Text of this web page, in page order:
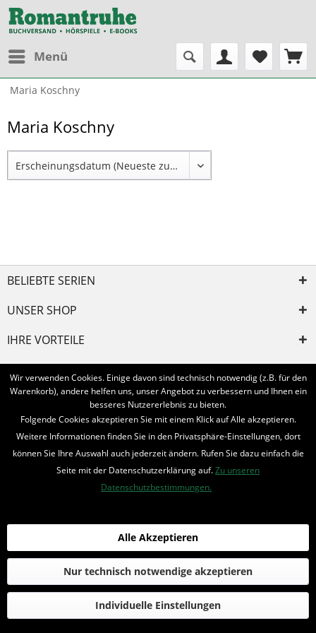
Menü
Maria Koschny
Maria Koschny
BELIEBTE SERIEN
UNSER SHOP
IHRE VORTEILE
INFORMIERT BLEIBEN
Bestellung widerrufen
* Alle Preise inkl. MwSt. und zzgl. Bearbeitungspauschale
© 2016-2022 Romantruhe - Buchversand, Joachim Otto
die profilschmiede - Internetagentur
Wir verwenden Cookies. Einige davon sind technisch notwendig (z.B. für den
Warenkorb), andere helfen uns, unser Angebot zu verbessern und Ihnen ein
besseres Nutzererlebnis zu bieten.
Folgende Cookies akzeptieren Sie mit einem Klick auf Alle akzeptieren.
Weitere Informationen finden Sie in den Privatsphäre-Einstellungen, dort
können Sie Ihre Auswahl auch jederzeit ändern. Rufen Sie dazu einfach die
Seite mit der Datenschutzerklärung auf.Zu unseren
Datenschutzbestimmungen.
Individuelle Einstellungen
Nur technisch notwendige akzeptieren
Alle Akzeptieren